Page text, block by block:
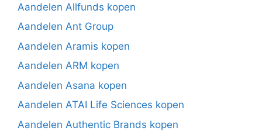
Aandelen Allfunds kopen
Aandelen Ant Group
Aandelen Aramis kopen
Aandelen ARM kopen
Aandelen Asana kopen
Aandelen ATAI Life Sciences kopen
Aandelen Authentic Brands kopen